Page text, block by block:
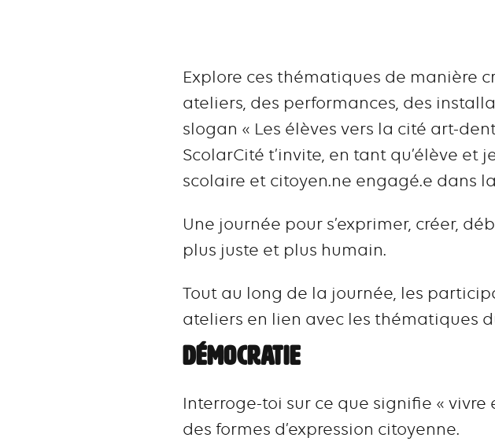
Explore ces thématiques de manière
ateliers, des performances, des
slogan « Les élèves vers la cité art-
ScolarCité t’invite, en tant qu’élève
scolaire et citoyen.ne engagé.e dans
Une journée pour s’exprimer, créer,
plus juste et plus humain.
Tout au long de la journée, les
ateliers en lien avec les thématiques
DÉMOCRATIE
Interroge-toi sur ce que signifie «
des formes d’expression citoyenne.